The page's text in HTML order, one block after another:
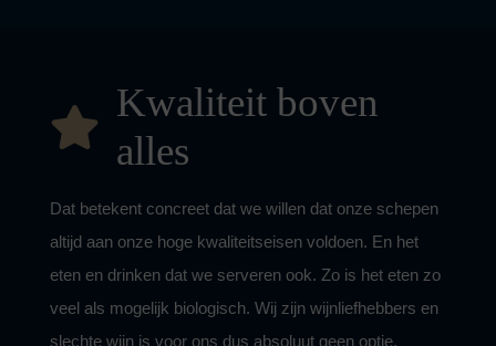
Kwaliteit boven
alles
Dat betekent concreet dat we willen dat onze schepen
altijd aan onze hoge kwaliteitseisen voldoen. En het
eten en drinken dat we serveren ook. Zo is het eten zo
veel als mogelijk biologisch. Wij zijn wijnliefhebbers en
slechte wijn is voor ons dus absoluut geen optie.